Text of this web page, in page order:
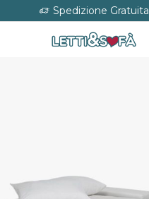
Spedizione Gratuita